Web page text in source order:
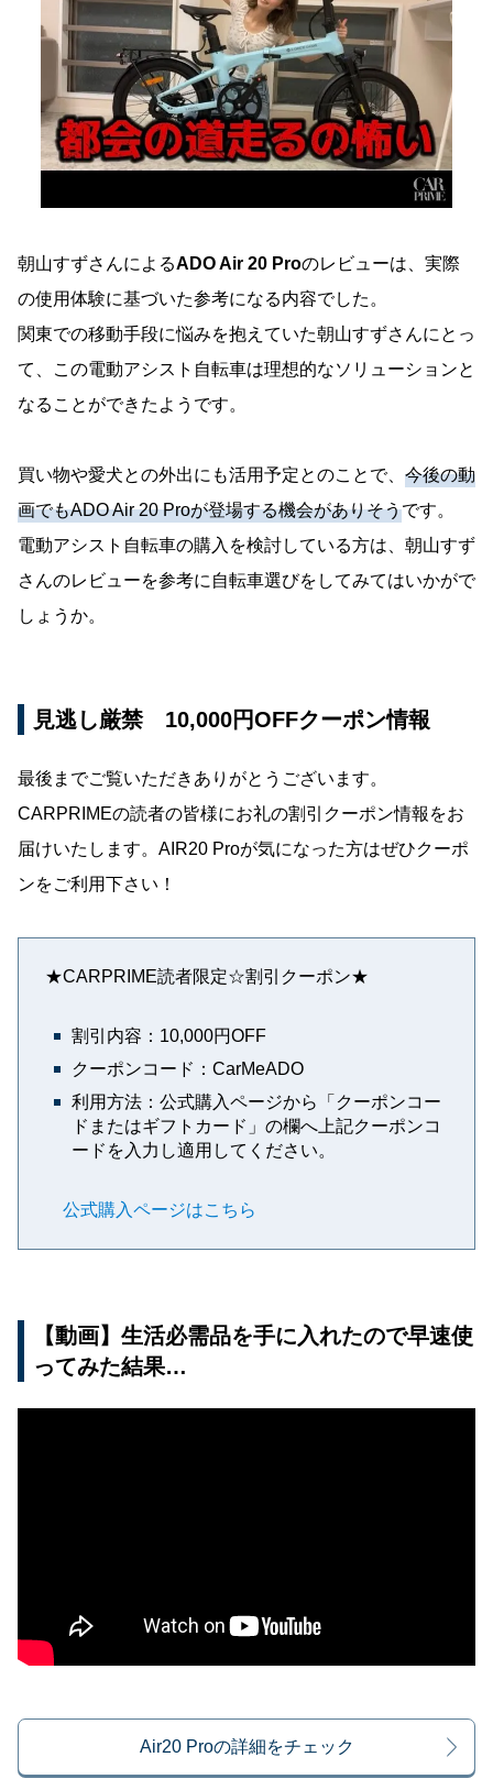
朝山すずさんによるADO Air 20 Proのレビューは、実際
の使用体験に基づいた参考になる内容でした。
関東での移動手段に悩みを抱えていた朝山すずさんにとっ
て、この電動アシスト自転車は理想的なソリューションと
なることができたようです。
買い物や愛犬との外出にも活用予定とのことで、 今後の動
画でもADO Air 20 Proが登場する機会がありそうです。
電動アシスト自転車の購入を検討している方は、朝山すず
さんのレビューを参考に自転車選びをしてみてはいかがで
しょうか。
見逃し厳禁 10,000円OFFクーポン情報
最後までご覧いただきありがとうございます。
CARPRIMEの読者の皆様にお礼の割引クーポン情報をお
届けいたします。AIR20 Proが気になった方はぜひクーポ
ンをご利用下さい！
★CARPRIME読者限定☆割引クーポン★
割引内容：10,000円OFF
クーポンコード：CarMeADO
利用方法：公式購入ページから「クーポンコー
ドまたはギフトカード」の欄へ上記クーポンコ
ードを入力し適用してください。
公式購入ページはこちら
【動画】生活必需品を手に入れたので早速使
ってみた結果…
Air20 Proの詳細をチェック